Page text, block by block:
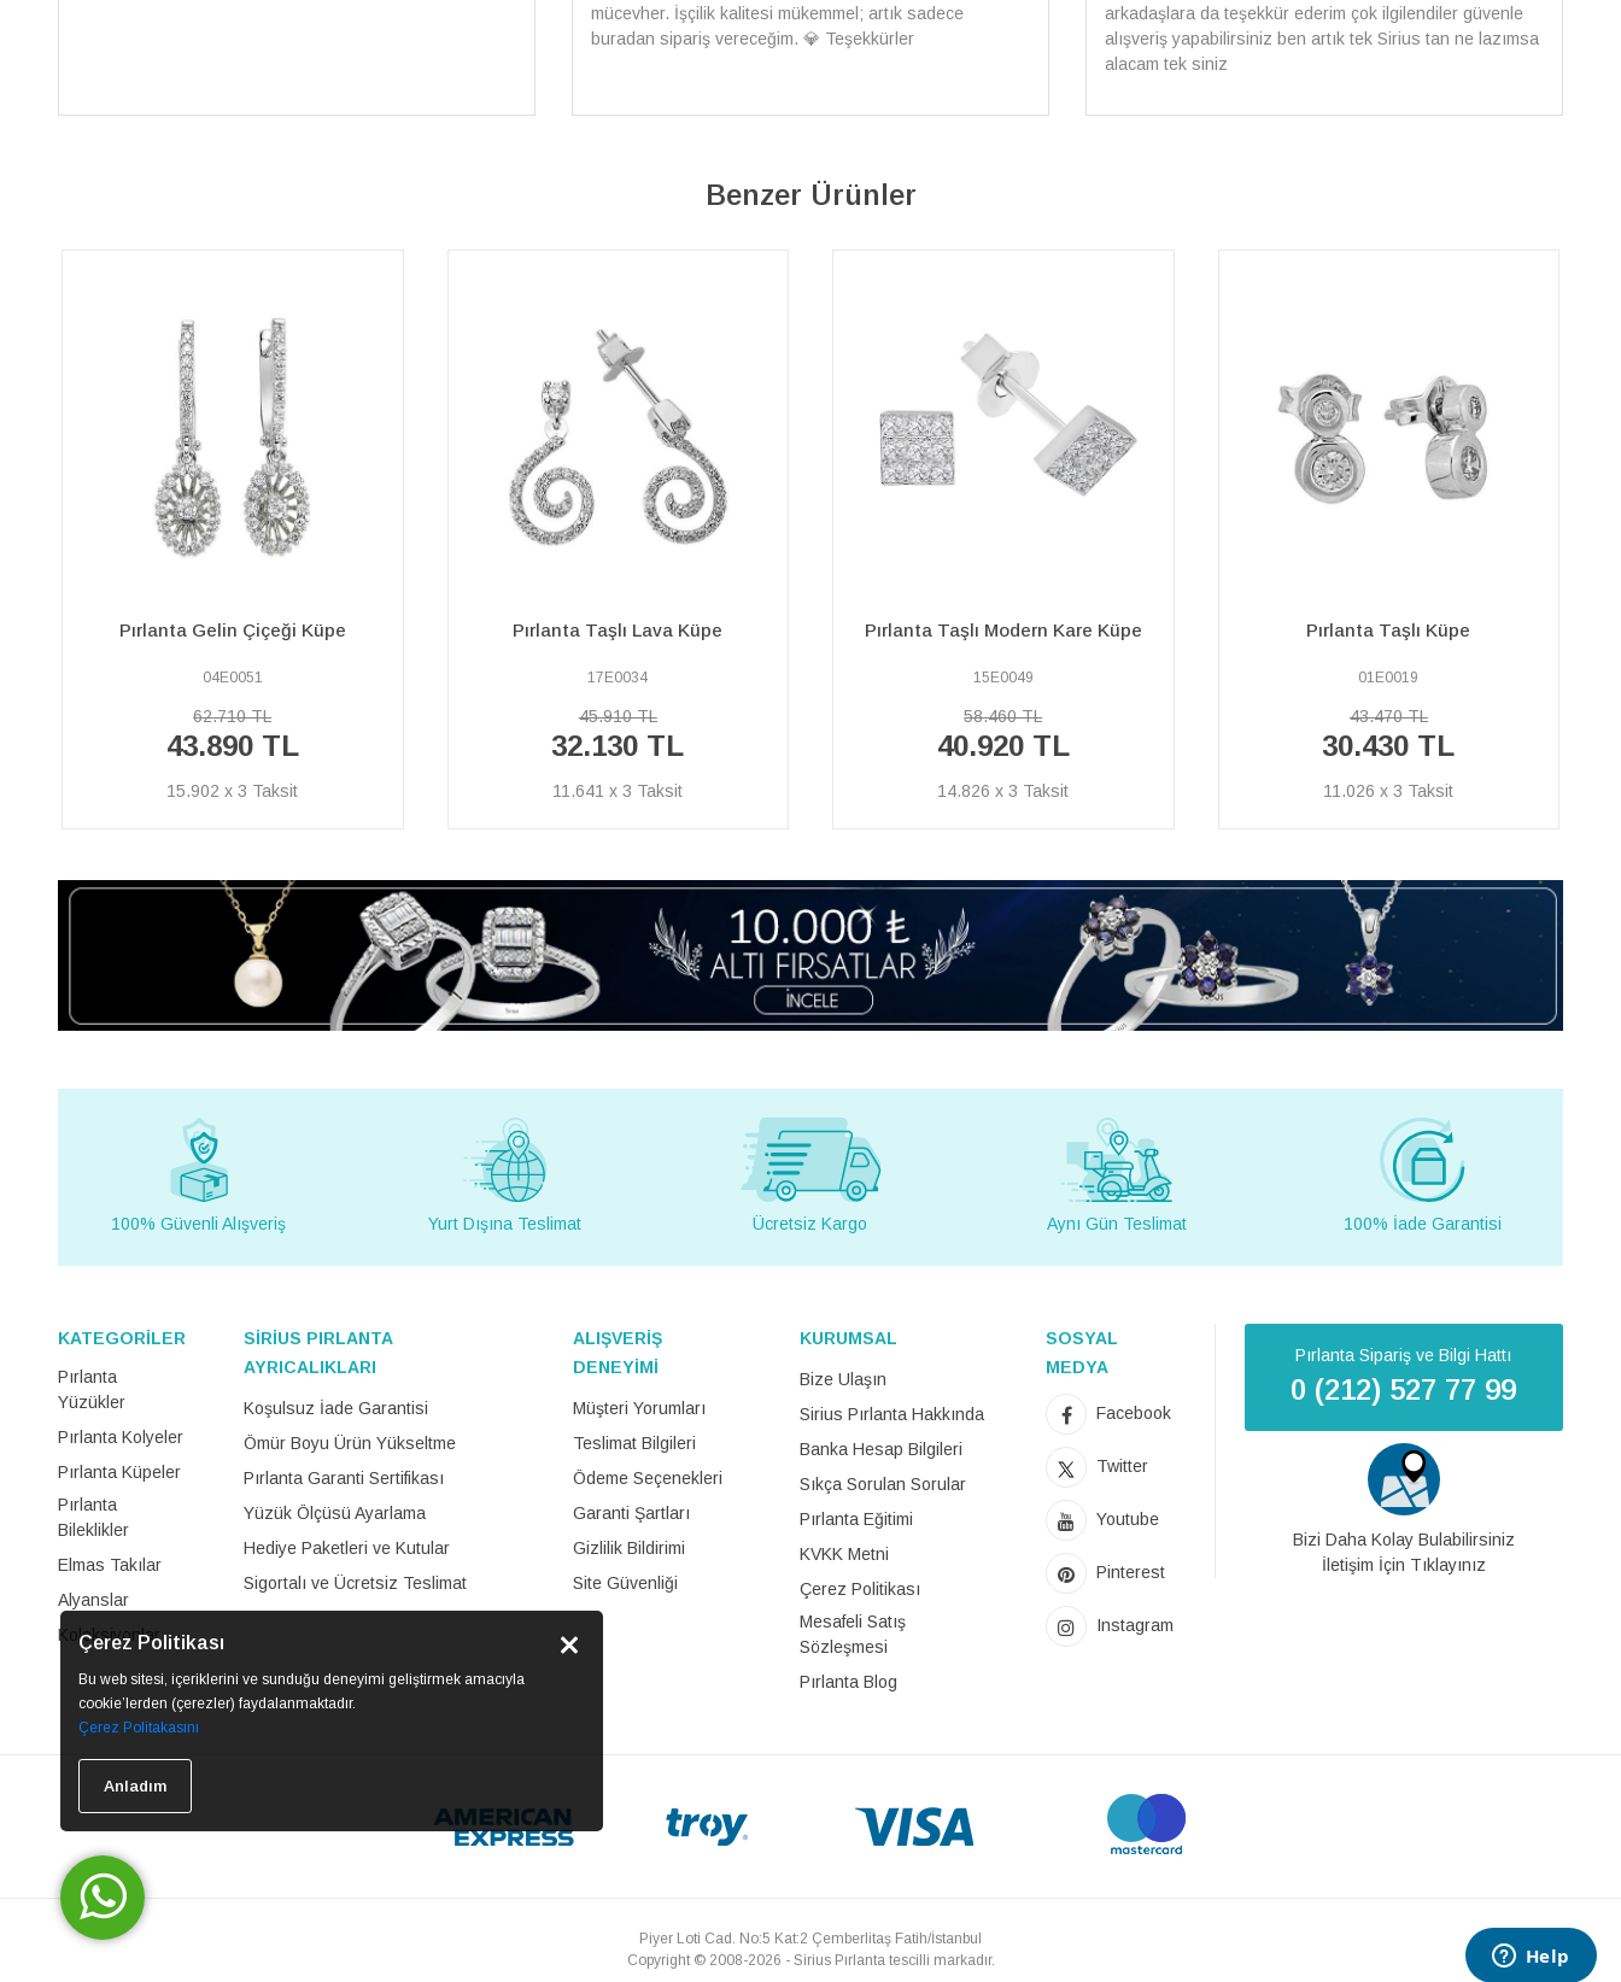
Çerez Politikası
Bu web sitesi, içeriklerini ve sunduğu deneyimi geliştirmek amacıyla
cookie’lerden (çerezler) faydalanmaktadır.
Çerez Politakasını
Anladım
arkadaşlara da teşekkür ederim çok ilgilendiler güvenle
alışveriş yapabilirsiniz ben artık tek Sirius tan ne lazımsa
güvenli bir alisveris oldu benim icin ve paketleme özenle
yapilmisti sorunsuz bir sekilde pirlantami takiyorum. Yeni
alisveris adresim artik belli.🤩 Tesekkurler Sirius
Benzer Ürünler
Pırlanta Taşlı Lava Küpe
17E0034
45.910 TL
32.130 TL
11.641 x 3
Pırlanta Taşlı Modern Kare Küpe
15E0049
58.460 TL
40.920 TL
14.826 x 3
Pırlanta Taşlı Küpe
01E0019
43.470 TL
30.430 TL
11.026 x 3
G Renk 0,90 Karat Pırlanta Küpe
44E0017
146.660 TL
102.660
TL
100% Güvenli Alışveriş Yurt Dışına Teslimat Ücretsiz Kargo Aynı Gün Teslimat 100% İade Garantisi
KATEGORİLER
Pırlanta
Yüzükler
Pırlanta Kolyeler
Pırlanta Küpeler
Pırlanta
Bileklikler
Elmas Takılar
Alyanslar
Koleksiyonlar
SİRİUS PIRLANTA
AYRICALIKLARI
Koşulsuz İade Garantisi
Ömür Boyu Ürün Yükseltme
Pırlanta Garanti Sertifikası
Yüzük Ölçüsü Ayarlama
Hediye Paketleri ve Kutular
Sigortalı ve Ücretsiz Teslimat
ALIŞVERİŞ
DENEYİMİ
Müşteri Yorumları
Teslimat Bilgileri
Ödeme Seçenekleri
Garanti Şartları
Gizlilik Bildirimi
Site Güvenliği
KURUMSAL
Bize Ulaşın
Sirius Pırlanta Hakkında
Banka Hesap Bilgileri
Sıkça Sorulan Sorular
Pırlanta Eğitimi
KVKK Metni
Çerez Politikası
Mesafeli Satış
Sözleşmesi
Pırlanta Blog
SOSYAL
MEDYA
Facebook
Twitter
Youtube
Pinterest
Instagram
Pırlanta Sipariş ve Bilgi Hattı
0 (212) 527 77 99
Bizi Daha Kolay Bulabilirsiniz
İletişim İçin Tıklayınız
Piyer Loti Cad. No:5 Kat:2 Çemberlitaş Fatih/İstanbul
Copyright © 2008-2026 - Sirius Pırlanta tescilli markadır.